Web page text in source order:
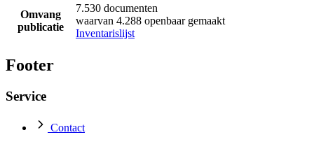
Omvang
publicatie
7.530 documenten
waarvan 4.288 openbaar gemaakt
Inventarislijst
Footer
Service
Contact